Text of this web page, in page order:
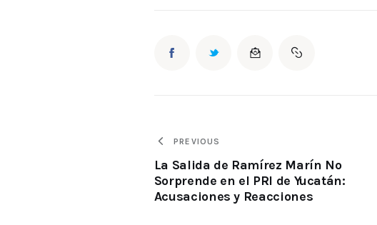
PREVIOUS
La Salida de Ramírez Marín No
Sorprende en el PRI de Yucatán:
Acusaciones y Reacciones